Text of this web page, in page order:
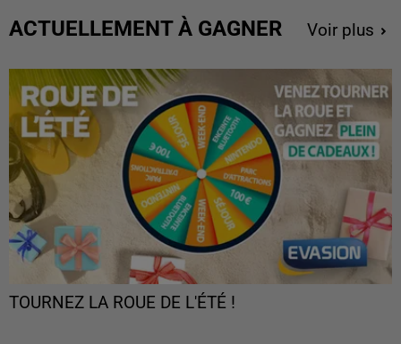
ACTUELLEMENT À GAGNER Voir plus
TOURNEZ LA ROUE DE L'ÉTÉ !